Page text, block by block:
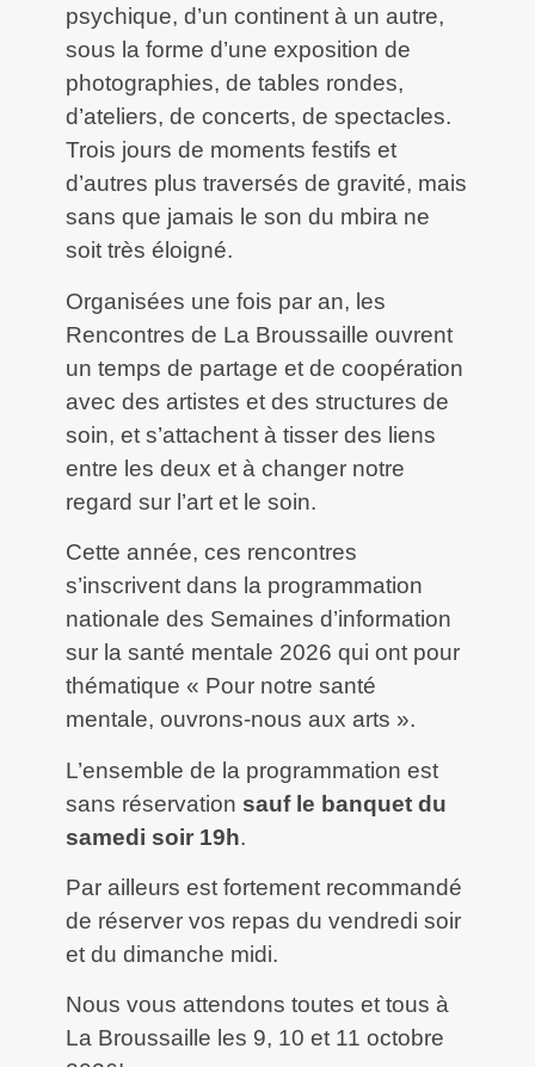
psychique, d’un continent à un autre,
sous la forme d’une exposition de
photographies, de tables rondes,
d’ateliers, de concerts, de spectacles.
Trois jours de moments festifs et
d’autres plus traversés de gravité, mais
sans que jamais le son du mbira ne
soit très éloigné.
Organisées une fois par an, les
Rencontres de La Broussaille ouvrent
un temps de partage et de coopération
avec des artistes et des structures de
soin, et s’attachent à tisser des liens
entre les deux et à changer notre
regard sur l’art et le soin.
Cette année, ces rencontres
s’inscrivent dans la programmation
nationale des Semaines d’information
sur la santé mentale 2026 qui ont pour
thématique « Pour notre santé
mentale, ouvrons-nous aux arts ».
L’ensemble de la programmation est
sans réservation sauf le banquet du
samedi soir 19h.
Par ailleurs est fortement recommandé
de réserver vos repas du vendredi soir
et du dimanche midi.
Nous vous attendons toutes et tous à
La Broussaille les 9, 10 et 11 octobre